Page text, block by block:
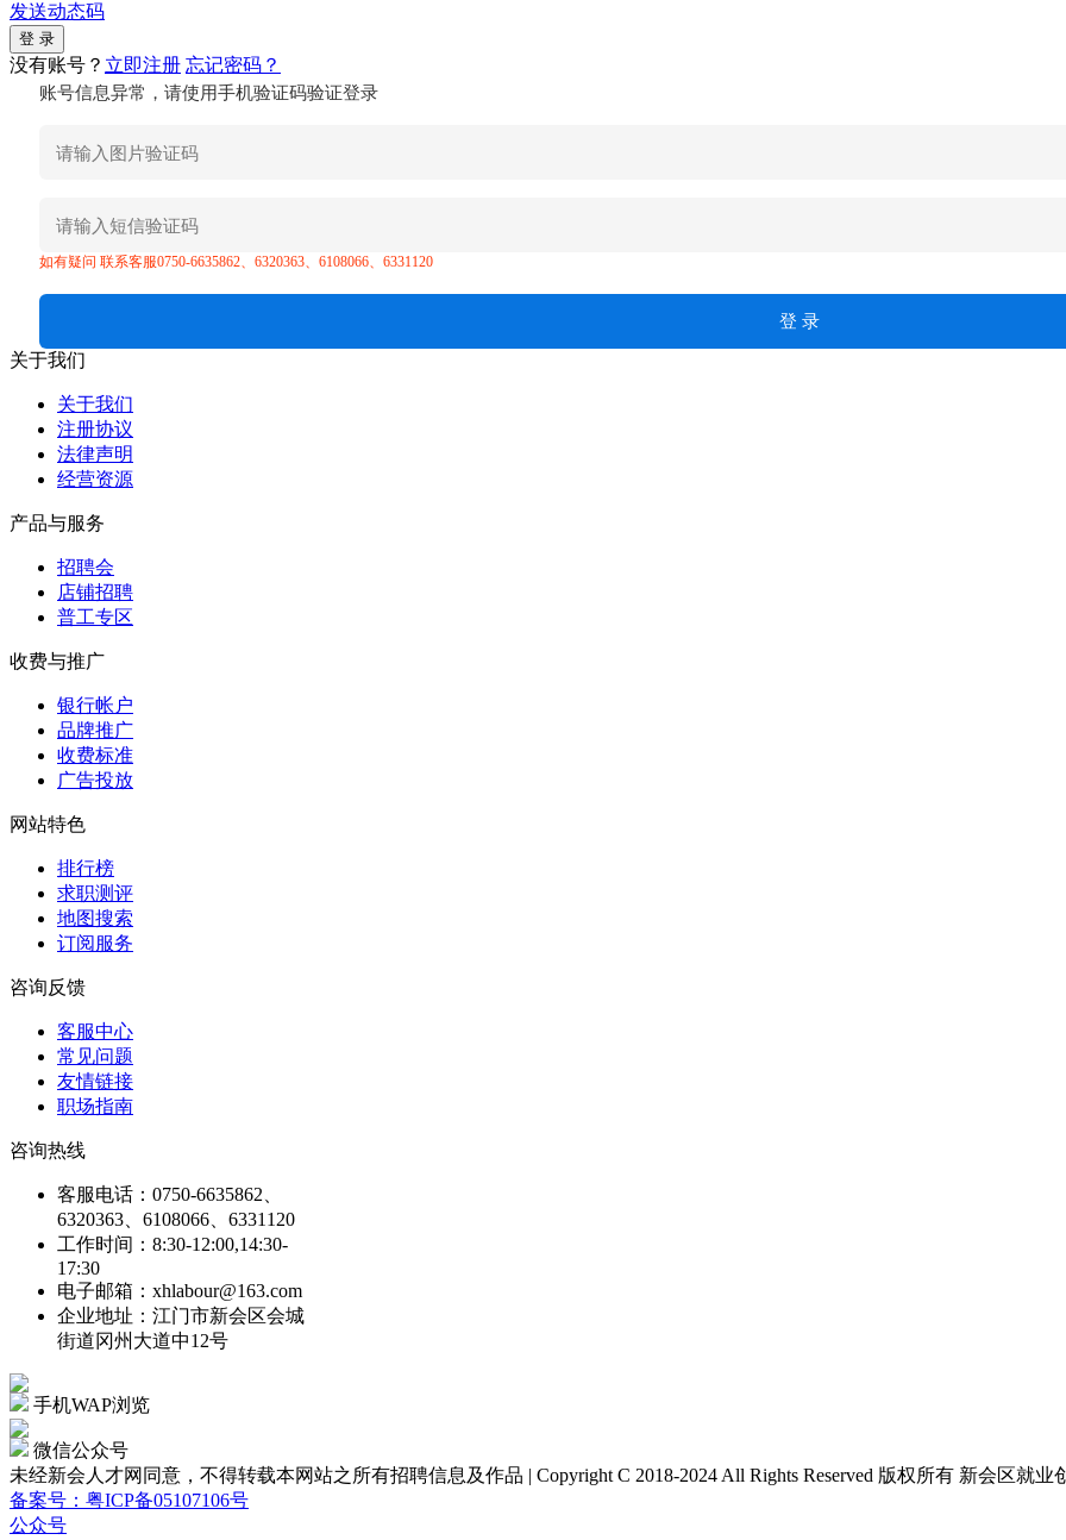
发送动态码
没有账号？ 立即注册 忘记密码？
账号信息异常，请使用手机验证码验证登录
如有疑问 联系客服0750-6635862、6320363、6108066、6331120
关于我们
关于我们
注册协议
法律声明
经营资源
产品与服务
招聘会
店铺招聘
普工专区
收费与推广
银行帐户
品牌推广
收费标准
广告投放
网站特色
排行榜
求职测评
地图搜索
订阅服务
咨询反馈
客服中心
常见问题
友情链接
职场指南
咨询热线
客服电话：0750-6635862、
6320363、6108066、6331120
工作时间：8:30-12:00,14:30-
17:30
电子邮箱：xhlabour@163.com
企业地址：江门市新会区会城
街道冈州大道中12号
手机WAP浏览
微信公众号
未经新会人才网同意，不得转载本网站之所有招聘信息及作品 | Copyright C 2018-2024 All Rights Reserved 版权所有 新会区就业
备案号：粤ICP备05107106号
公众号